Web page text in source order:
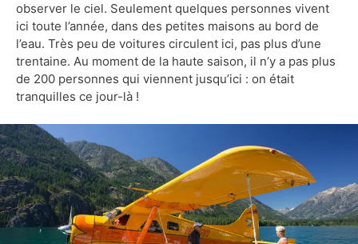
observer le ciel. Seulement quelques personnes vivent
ici toute l’année, dans des petites maisons au bord de
l’eau. Très peu de voitures circulent ici, pas plus d’une
trentaine. Au moment de la haute saison, il n’y a pas plus
de 200 personnes qui viennent jusqu’ici : on était
tranquilles ce jour-là !